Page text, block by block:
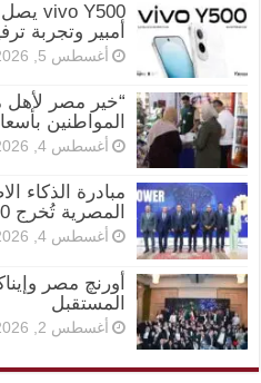
أمبير وتجربة
أغسطس 5, 2026
“خير مصر لأهل
المواطنين
أغسطس 4, 2026
مبادرة الذكاء
المصرية تُخرج 1090 طالبًا بمشروعات مبتكرة
أغسطس 4, 2026
المستقبل
أغسطس 2, 2026